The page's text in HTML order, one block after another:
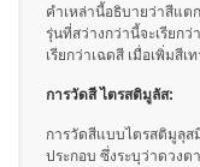
ทรัพยากร
ดาวน์
คำเหล่านี้อธิบายว่าสีแต
รุ่นที่สว่างกว่านี้จะเรียก
เรียกว่าเฉดสี เมื่อเพิ่มสี
การวัดสีไตรสติมูลัส:
การวัดสีแบบไตรสติมูลุ
ประกอบ ซึ่งระบุว่าดวงต